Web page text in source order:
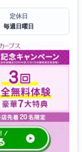
定休日
毎週日曜日